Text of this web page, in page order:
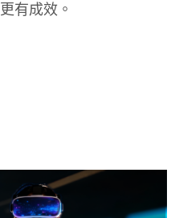
有成效。